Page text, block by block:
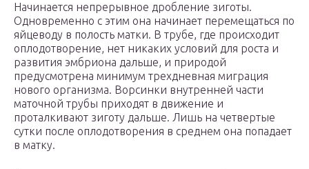
Начинается непрерывное дробление зиготы.
Одновременно с этим она начинает перемещаться по
яйцеводу в полость матки. В трубе, где происходит
оплодотворение, нет никаких условий для роста и
развития эмбриона дальше, и природой
предусмотрена минимум трехдневная миграция
нового организма. Ворсинки внутренней части
маточной трубы приходят в движение и
проталкивают зиготу дальше. Лишь на четвертые
сутки после оплодотворения в среднем она попадает
в матку.